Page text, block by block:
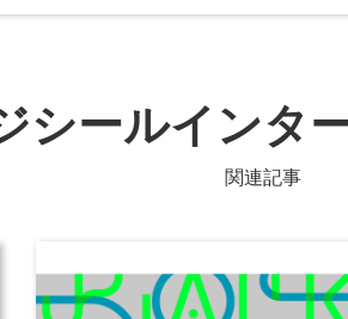
シールインタ
関連記事